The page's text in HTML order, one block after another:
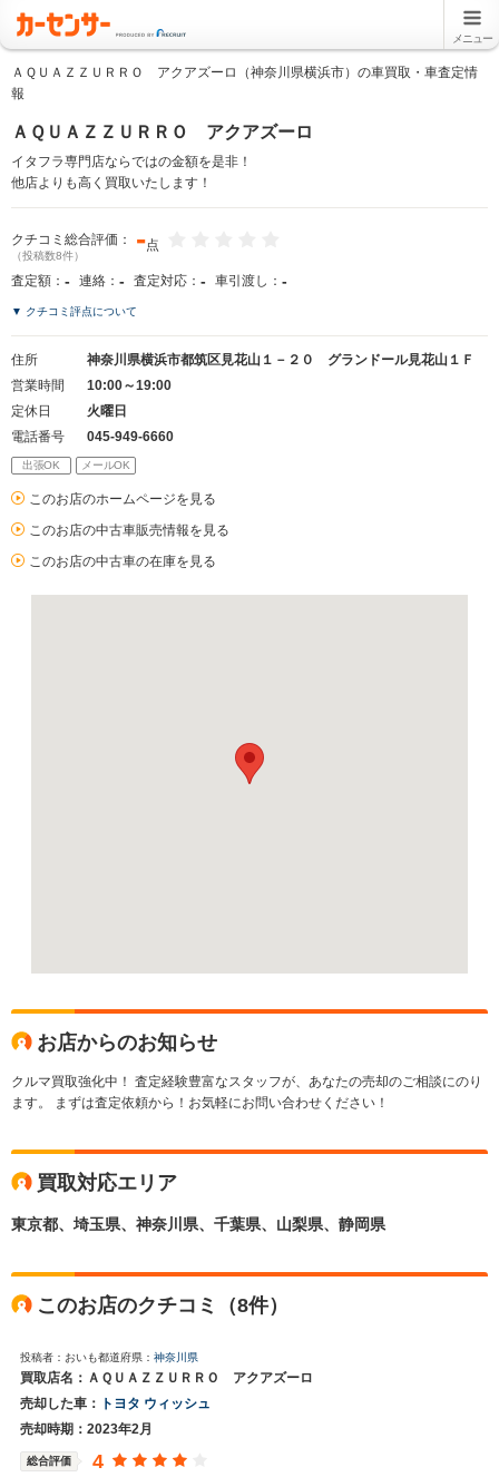
メニュー
ＡＱＵＡＺＺＵＲＲＯ アクアズーロ（神奈川県横浜市）の車買取・車査定情
報
ＡＱＵＡＺＺＵＲＲＯ アクアズーロ
イタフラ専門店ならではの金額を是非！
他店よりも高く買取いたします！
クチコミ総合評価： -点
（投稿数8件）
査定額： - 連絡： - 査定対応： - 車引渡し： -
▼ クチコミ評点について
住所
神奈川県横浜市都筑区見花山１－２０ グランドール見花山１Ｆ
営業時間
10:00～19:00
定休日
火曜日
電話番号
045-949-6660
出張OK メールOK
このお店のホームページを見る
このお店の中古車販売情報を見る
このお店の中古車の在庫を見る
お店からのお知らせ
クルマ買取強化中！ 査定経験豊富なスタッフが、あなたの売却のご相談にのり
ます。 まずは査定依頼から！お気軽にお問い合わせください！
買取対応エリア
東京都、埼玉県、神奈川県、千葉県、山梨県、静岡県
このお店のクチコミ（8件）
投稿者：おいも都道府県： 神奈川県
買取店名：ＡＱＵＡＺＺＵＲＲＯ アクアズーロ
売却した車：
トヨタ ウィッシュ
売却時期：2023年2月
総合評価 4